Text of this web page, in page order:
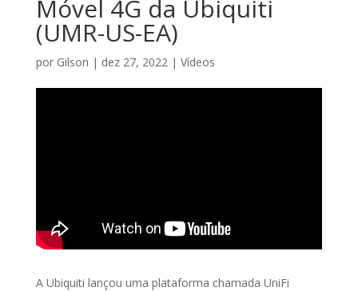
Móvel 4G da Ubiquiti
(UMR-US-EA)
por Gilson | dez 27, 2022| Vídeos
A Ubiquiti lançou uma plataforma chamada UniFi